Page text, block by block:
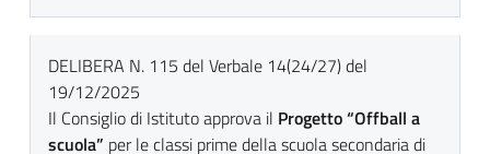
DELIBERA N. 115 del Verbale 14(24/27) del
19/12/2025
Il Consiglio di Istituto approva il Progetto “Offball a
scuola” per le classi prime della scuola secondaria di